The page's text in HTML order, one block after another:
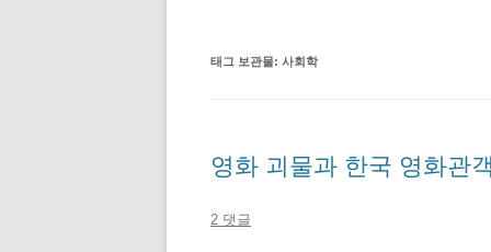
태그 보관물: 사회학
영화 괴물과 한국 영화관
2 댓글